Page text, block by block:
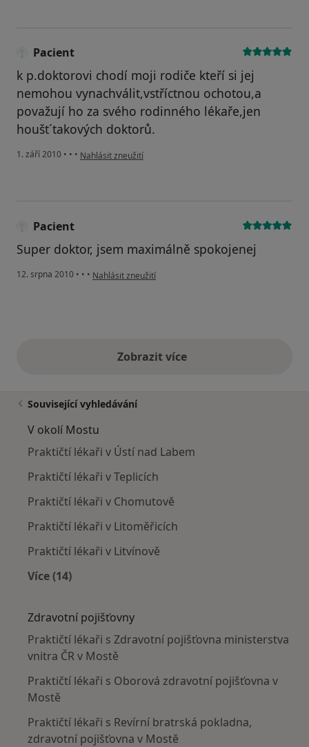
Pacient
k p.doktorovi chodí moji rodiče kteří si jej
nemohou vynachválit,vstříctnou ochotou,a
považují ho za svého rodinného lékaře,jen
houšt´takových doktorů.
1. září 2010 • • • podle názoru uživatele Pacient
Nahlásit zneužití
Pacient
Super doktor, jsem maximálně spokojenej
12. srpna 2010 • • • podle názoru uživatele Pacient
Nahlásit zneužití
Zobrazit vícevýše uvedené názory
Související vyhledávání
V okolí Mostu
Praktičtí lékaři v Ústí nad Labem
Praktičtí lékaři v Teplicích
Praktičtí lékaři v Chomutově
Praktičtí lékaři v Litoměřicích
Praktičtí lékaři v Litvínově
Více (14)
Zdravotní pojišťovny
Praktičtí lékaři s Zdravotní pojišťovna ministerstva
vnitra ČR v Mostě
Praktičtí lékaři s Oborová zdravotní pojišťovna v
Mostě
Praktičtí lékaři s Revírní bratrská pokladna,
zdravotní pojišťovna v Mostě